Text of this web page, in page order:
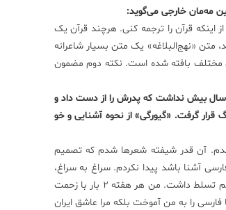
مه‌مان خارجی می‌گوید:
قرآن را ترجمه کنی. هرچند قرآن یک
متن «نهج‌البلاغه» یک متن بسیار شاعرانه
مختلف بافته شده است. نکته دوم مضمون
۳۸سال پیش در شهری کوچک در مرکز «گرجستان»، به نام «خاشور» در یک خانواده فرهنگی به دنیا آمد. ۱۲ سال بیش نداشت که پدرش را از دست داد و
قرار گرفت. «گیورگی» از نحوه آشنایی و خو
آن قدر شیفته شعر‌ها شدم که تصمیم
کسی که با زبان فارسی آشنا باشد پیدا نکردم. سراغ به سراغ،
فردی را در «تفلیس» پیدا کردم. پیرمردی هفتاد ساله که تخصصش تاریخ ایران بود و به فارسی هم بیش و کم تسلط داشت. من هر هفته ۲ بار با زحمت
را به من آموخت بلکه مرا عاشق ایران